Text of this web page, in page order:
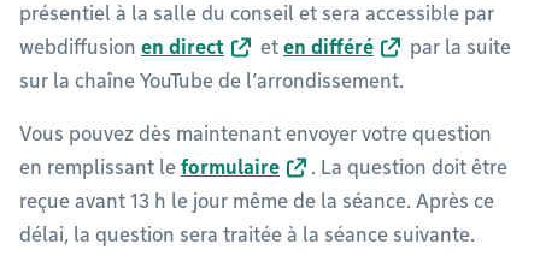
présentiel à la salle du conseil et sera accessible par
webdiffusion en direct et en différé
par la suite
sur la chaîne YouTube de l’arrondissement.
Vous pouvez dès maintenant envoyer votre question
en remplissant le formulaire
. La question doit être
reçue avant 13 h le jour même de la séance. Après ce
délai, la question sera traitée à la séance suivante.